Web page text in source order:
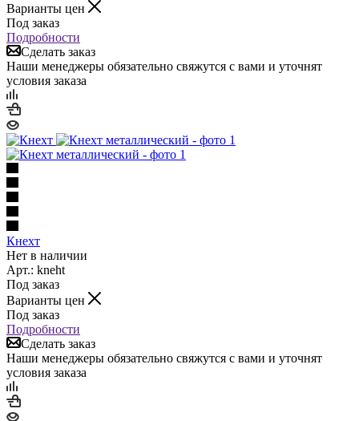
Варианты цен
Под заказ
Подробности
Сделать заказ
Наши менеджеры обязательно свяжутся с вами и уточнят
условия заказа
Кнехт
Нет в наличии
Арт.: kneht
Под заказ
Варианты цен
Под заказ
Подробности
Сделать заказ
Наши менеджеры обязательно свяжутся с вами и уточнят
условия заказа